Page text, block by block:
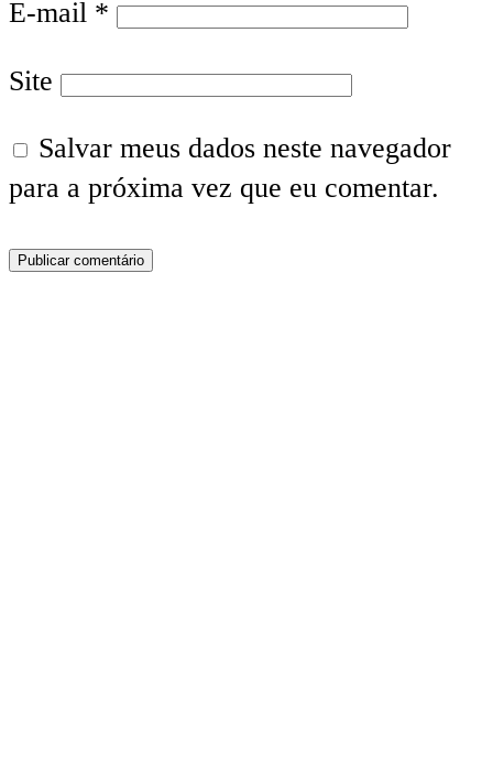
E-mail *
Site
Salvar meus dados neste navegador
para a próxima vez que eu comentar.